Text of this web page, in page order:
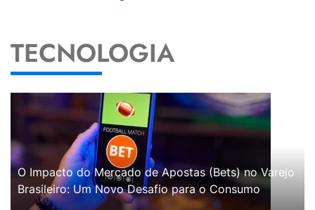
TECNOLOGIA
O Impacto do Mercado de Apostas (Bets) no Varejo
Brasileiro: Um Novo Desafio para o Consumo